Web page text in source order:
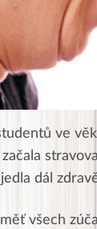
ve
dál
všech